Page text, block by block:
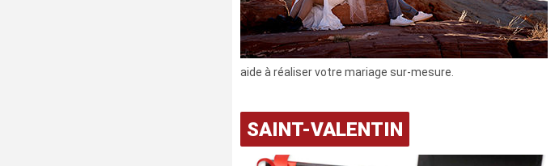
aide à réaliser votre mariage sur-mesure.
SAINT-VALENTIN